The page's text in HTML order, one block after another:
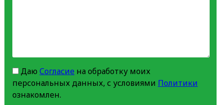
Даю Согласиена обработку моих
персональных данных, с условиями Политики
ознакомлен.